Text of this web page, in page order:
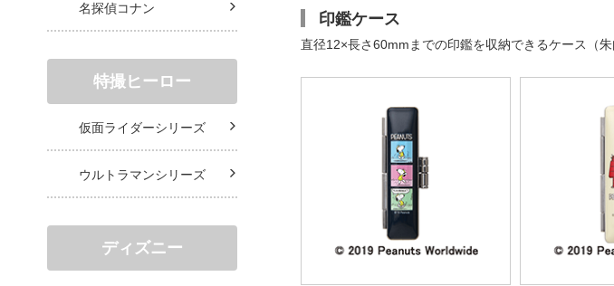
印鑑ケース
直径12×長さ60mmまでの印鑑を収納できるケース（朱
名探偵コナン
特撮ヒーロー
仮面ライダーシリーズ
ウルトラマンシリーズ
ディズニー